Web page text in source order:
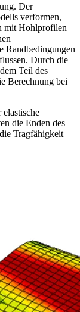
Der
verformen,
mit Hohlprofilen
Randbedingungen
Durch die
Teil des
Berechnung bei
elastische
die Enden des
Tragfähigkeit